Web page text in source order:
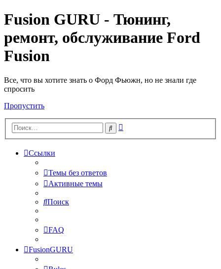
Fusion GURU - Тюнинг,
ремонт, обслуживание Ford
Fusion
Все, что вы хотите знать о Форд Фьюжн, но не знали где
спросить
Пропустить
Поиск
Ссылки
Темы без ответов
Активные темы
Поиск
FAQ
FusionGURU